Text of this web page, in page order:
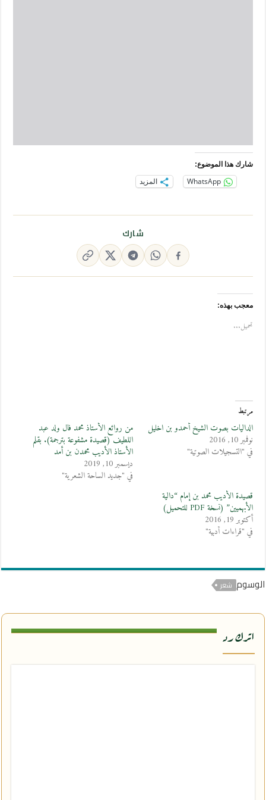
شارك هذا الموضوع:
WhatsApp المزيد
شارك
معجب بهذه:
تحميل...
مرتبط
الداليات بصوت الشيخ أحمدو بن اخليل
نوفمبر 10, 2016
في "التسجيلات الصوتية"
من روائع الأستاذ محمد فال ولد عبد
اللطيف (قصيدة مشفوعة بترجمة). بقلم
الأستاذ الأديب محمدن بن أمد
ديسمبر 10, 2019
في "جديد الساحة الشعرية"
قصيدة الأديب محمد بن إمام “دالية
الأبهميين” (نسخة PDF للتحميل)
أكتوبر 19, 2016
في "قراءات أدبية"
الوسوم شعر
اترك رد